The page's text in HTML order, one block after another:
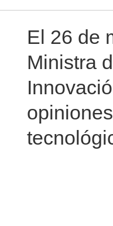
El 26 de
Ministra